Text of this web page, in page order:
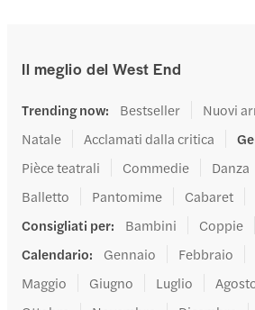
Il meglio del West End
Trending now: Bestseller Nuovi
Natale
Acclamati dalla critica
Pièce teatrali
Commedie Danza
Balletto
Pantomime Cabaret
Consigliati per: Bambini Coppie
Calendario: Gennaio Febbraio
Maggio
Giugno Luglio